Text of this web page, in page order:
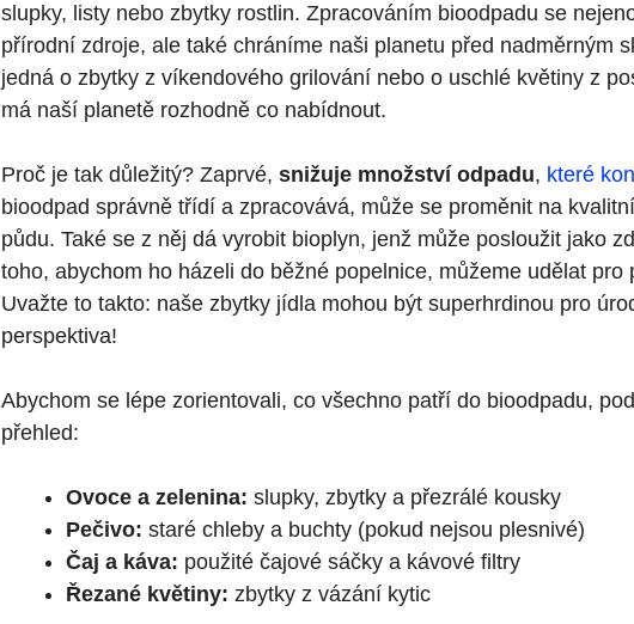
slupky, listy nebo zbytky rostlin. Zpracováním bioodpadu se
přírodní zdroje, ale také chráníme naši planetu před nadměrným
jedná o zbytky z víkendového grilování nebo o uschlé květiny z
má naší planetě rozhodně co nabídnout.
Proč je tak důležitý? Zaprvé, snižuje množství odpadu, které
bioodpad správně třídí a zpracovává, může se proměnit na
půdu. Také se z něj dá vyrobit bioplyn, jenž může posloužit jako
toho, abychom ho házeli do běžné popelnice, můžeme udělat pro
Uvažte to takto: naše zbytky jídla mohou být superhrdinou pro
perspektiva!
Abychom se lépe zorientovali, co všechno patří do bioodpadu,
přehled:
Ovoce a zelenina: slupky, zbytky a přezrálé kousky
Pečivo: staré chleby a buchty (pokud nejsou plesnivé)
Čaj a káva: použité čajové sáčky a kávové filtry
Řezané květiny: zbytky z vázání kytic